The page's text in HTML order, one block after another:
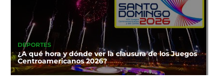
DEPORTES
¿A qué hora y dónde ver la clausura de los Juegos
Centroamericanos 2026?